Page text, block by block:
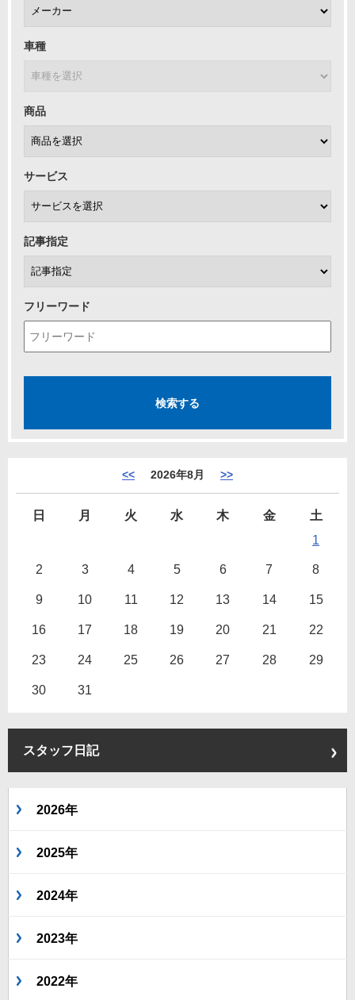
車種
商品
サービス
記事指定
フリーワード
<< 2026年8月 >>
日 月 火 水 木 金
土
1
2 3 4 5 6 7 8
9 10 11 12 13 14 15
16 17 18 19 20 21 22
23 24 25 26 27 28 29
30 31
スタッフ日記
2026年
2025年
2024年
2023年
2022年